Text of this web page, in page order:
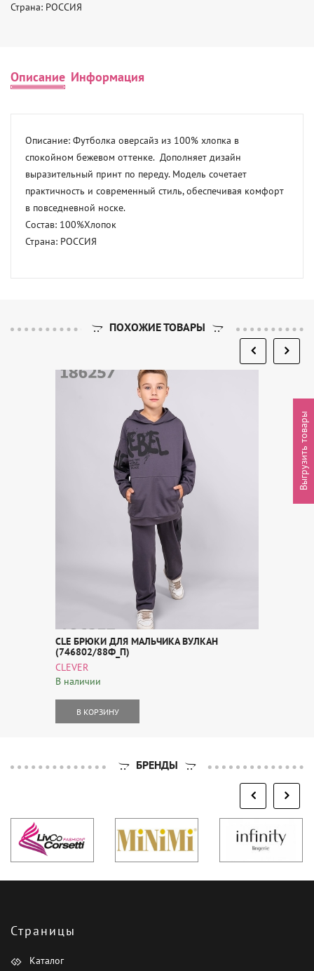
Страна: РОССИЯ
Описание Информация
Описание: Футболка оверсайз из 100% хлопка в
спокойном бежевом оттенке.  Дополняет дизайн
выразительный принт по переду. Модель сочетает
практичность и современный стиль, обеспечивая комфорт
в повседневной носке.
Состав: 100%Хлопок
Страна: РОССИЯ
ПОХОЖИЕ ТОВАРЫ
CLE БРЮКИ ДЛЯ МАЛЬЧИКА ВУЛКАН
(746802/88Ф_П)
CLEVER
В наличии
В КОРЗИНУ
БРЕНДЫ
Страницы
Каталог
Выгрузить товары